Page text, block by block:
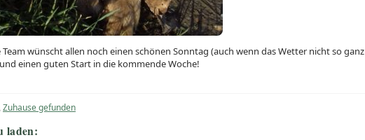
Team wünscht allen noch einen schönen Sonntag (auch wenn das Wetter nicht so ganz
einen guten Start in die kommende Woche!
,Zuhause gefunden
laden: